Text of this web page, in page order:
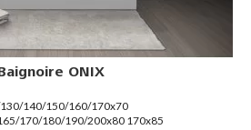
ONIX
140/150/160/170x70
170/180/190/200x80 170x85